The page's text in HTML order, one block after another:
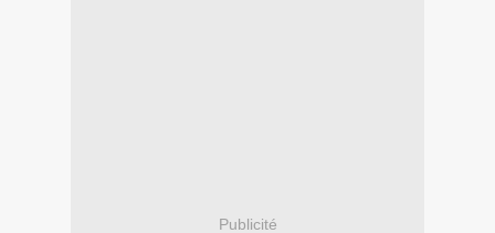
Publicité